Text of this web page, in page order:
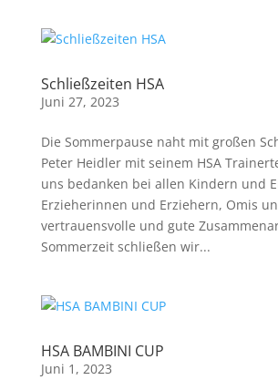
Schließzeiten HSA
Juni 27, 2023
Die Sommerpause naht mit großen
Peter Heidler mit seinem HSA
uns bedanken bei allen Kindern und
Erzieherinnen und Erziehern, Omis
vertrauensvolle und gute
Sommerzeit schließen wir...
HSA BAMBINI CUP
Juni 1, 2023